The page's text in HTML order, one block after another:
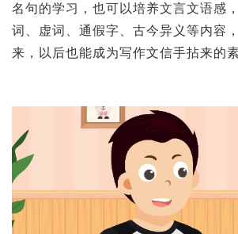
名句的学习，也可以培养文言文语感
词、虚词、通假字、古今异义等内容
来，以后也能成为写作文信手拈来的